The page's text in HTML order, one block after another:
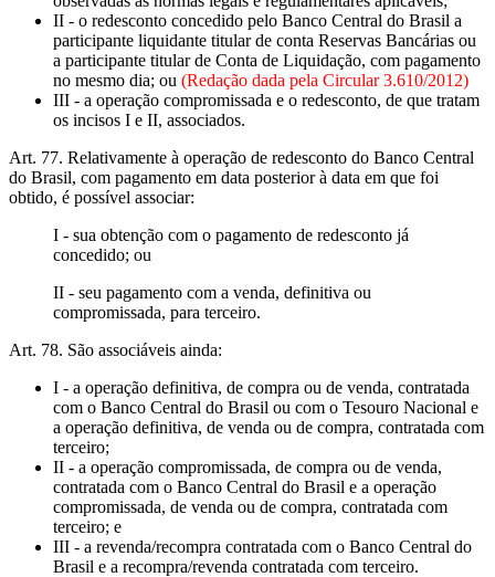
II - o redesconto concedido pelo Banco Central do Brasil a
participante liquidante titular de conta Reservas Bancárias ou
a participante titular de Conta de Liquidação, com pagamento
no mesmo dia; ou (Redação dada pela Circular 3.610/2012)
III - a operação compromissada e o redesconto, de que tratam
os incisos I e II, associados.
Art. 77. Relativamente à operação de redesconto do Banco Central
do Brasil, com pagamento em data posterior à data em que foi
obtido, é possível associar:
I - sua obtenção com o pagamento de redesconto já
concedido; ou
II - seu pagamento com a venda, definitiva ou
compromissada, para terceiro.
Art. 78. São associáveis ainda:
I - a operação definitiva, de compra ou de venda, contratada
com o Banco Central do Brasil ou com o Tesouro Nacional e
a operação definitiva, de venda ou de compra, contratada com
terceiro;
II - a operação compromissada, de compra ou de venda,
contratada com o Banco Central do Brasil e a operação
compromissada, de venda ou de compra, contratada com
terceiro; e
III - a revenda/recompra contratada com o Banco Central do
Brasil e a recompra/revenda contratada com terceiro.